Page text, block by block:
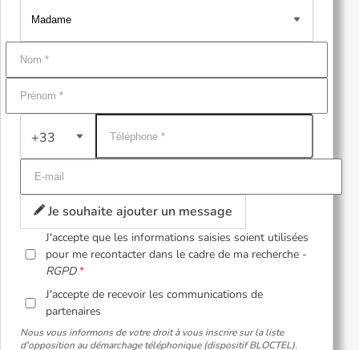
+33
Je souhaite ajouter un message
J'accepte que les informations saisies soient utilisées
pour me recontacter dans le cadre de ma recherche -
RGPD
J'accepte de recevoir les communications de
partenaires
Nous vous informons de votre droit à vous inscrire sur la liste
d'opposition au démarchage téléphonique (dispositif BLOCTEL).